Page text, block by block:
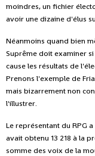
moindres, un fichier
avoir une dizaine d'élus
Néanmoins quand bien
Suprême doit examiner
cause les résultats de
Prenons l'exemple de
mais bizarrement non
l'illustrer.
Le représentant du RPG
avait obtenu 13 218 à la
somme des voix de la